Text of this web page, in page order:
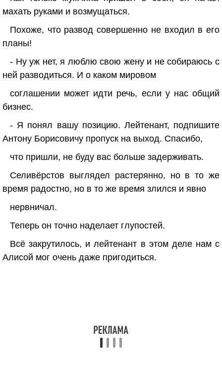
махать руками и возмущаться.
Похоже, что развод совершенно не входил в его
планы!
- Ну уж нет, я люблю свою жену и не собираюсь с
ней разводиться. И о каком мировом
соглашении может идти речь, если у нас общий
бизнес.
- Я понял вашу позицию. Лейтенант, подпишите
Антону Борисовичу пропуск на выход. Спасибо,
что пришли, не буду вас больше задерживать.
Селивёрстов выглядел растерянно, но в то же
время радостно, но в то же время злился и явно
нервничал.
Теперь он точно наделает глупостей.
Всё закрутилось, и лейтенант в этом деле нам с
Алисой мог очень даже пригодиться.